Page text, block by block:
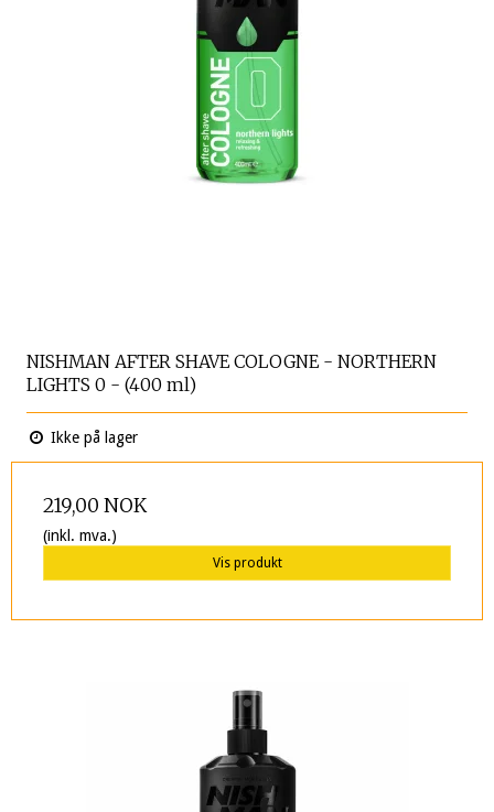
NISHMAN AFTER SHAVE COLOGNE - NORTHERN
LIGHTS 0 - (400 ml)
Ikke på lager
219,00 NOK
(inkl. mva.)
Vis produkt